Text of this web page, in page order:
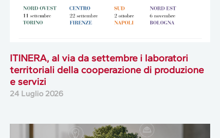
ITINERA, al via da settembre i laboratori
territoriali della cooperazione di produzione
e servizi
24 Luglio 2026